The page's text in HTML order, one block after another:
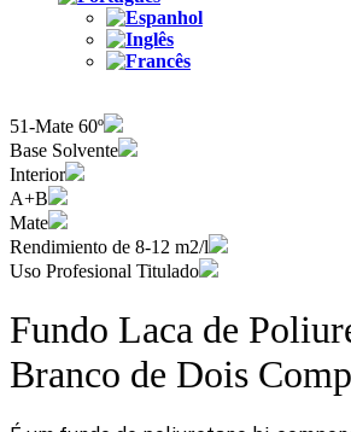
51-Mate 60º
Base Solvente
Interior
A+B
Mate
Rendimiento de 8-12 m2/l
Uso Profesional Titulado
Fundo Laca de
Branco de Dois